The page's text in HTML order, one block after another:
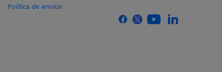
Política de envíos